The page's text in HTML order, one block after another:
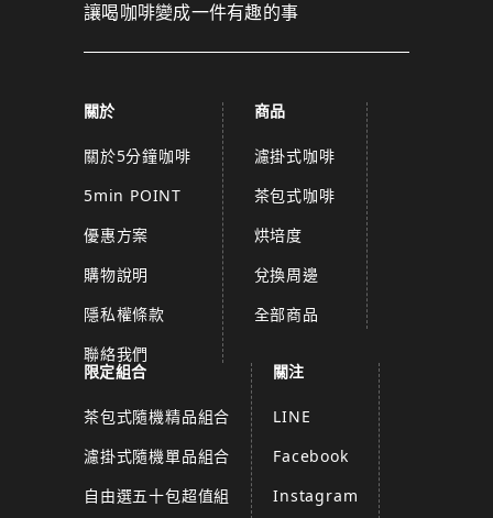
讓喝咖啡變成一件有趣的事
關於
關於5分鐘咖啡
5min POINT
優惠方案
購物說明
隱私權條款
聯絡我們
商品
濾掛式咖啡
茶包式咖啡
烘培度
兌換周邊
全部商品
限定組合
茶包式隨機精品組合
濾掛式隨機單品組合
自由選五十包超值組
關注
LINE
Facebook
Instagram